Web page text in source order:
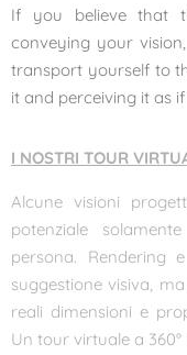
If you believe that
conveying your
transport yourself to
it and perceiving it as
I NOSTRI TOUR
Alcune visioni
potenziale
persona. Rendering
suggestione visiva,
reali dimensioni e
Un tour virtuale a